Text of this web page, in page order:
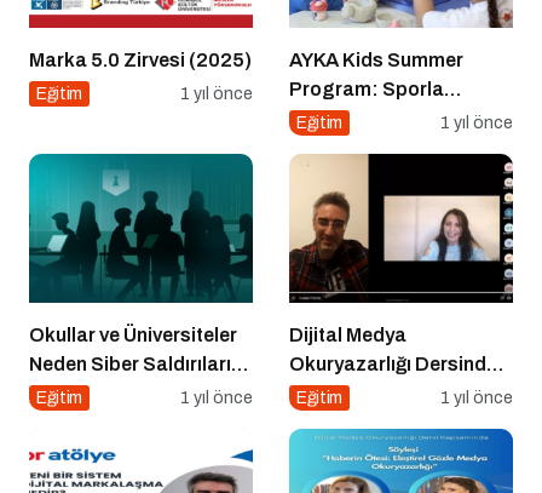
Marka 5.0 Zirvesi (2025)
Eğitim 1 yıl önce
AYKA Kids Summer
Program: Sporla
Geleceğe Yönelik Bir
Eğitim 1 yıl önce
Okullar ve Üniversiteler
Neden Siber Saldırıların
Hedefinde?
Eğitim 1 yıl önce
Dijital Medya
Okuryazarlığı Dersinde
Dijital Markalaşma
Eğitim 1 yıl önce